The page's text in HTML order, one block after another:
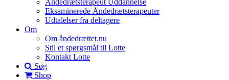
Åndedrætsterapeut Uddannelse
Eksaminerede Åndedrætsterapeuter
Udtalelser fra deltagere
Om
Om åndedrættet.nu
Stil et spørgsmål til Lotte
Kontakt Lotte
Søg
Shop